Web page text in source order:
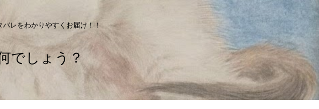
レをわかりやすくお届け！！
でしょう？